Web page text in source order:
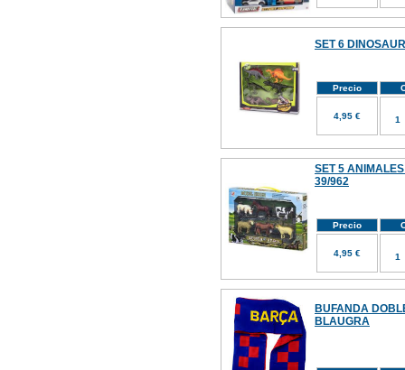
SET 6
Precio
4,95 €
SET 5
39/962
Precio
4,95 €
BUFANDA
BLAUGRA